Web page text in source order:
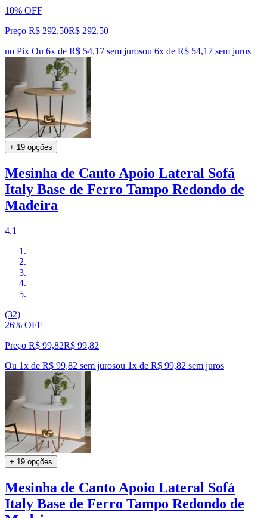
10% OFF
Preço R$ 292,50R$ 292,50
no Pix Ou 6x de R$ 54,17 sem jurosou 6x de R$ 54,17 sem juros
+ 19 opções
Mesinha de Canto Apoio Lateral Sofá
Italy Base de Ferro Tampo Redondo de
Madeira
4.1
(32)
26% OFF
Preço R$ 99,82R$ 99,82
Ou 1x de R$ 99,82 sem jurosou 1x de R$ 99,82 sem juros
+ 19 opções
Mesinha de Canto Apoio Lateral Sofá
Italy Base de Ferro Tampo Redondo de